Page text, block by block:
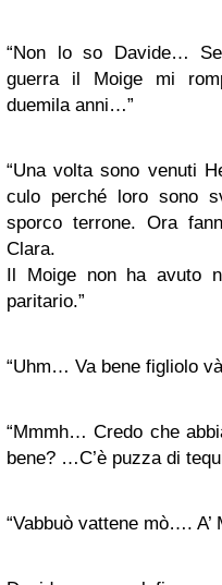
“Non lo so Davide…
guerra il Moige mi
duemila anni…”
“Una volta sono venuti
culo perché loro sono
sporco terrone. Ora
Clara.
Il Moige non ha avuto
paritario.”
“Uhm… Va bene figliolo
“Mmmh… Credo che
bene? …C’è puzza di
“Vabbuò vattene mò…. A’